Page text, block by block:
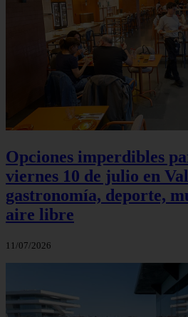
Opciones imperdibles
viernes 10 de julio en
gastronomía, deporte,
aire libre
11/07/2026